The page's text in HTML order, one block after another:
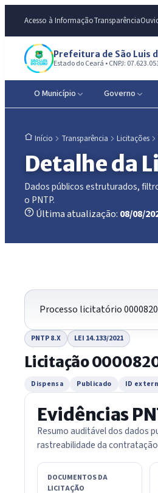
Acesso à InformaçãoTransparência
Prefeitura de São Luis
Estado do Ceará • CNPJ:
O Município Governo
Início Transparência Licitações
Detalhe da
Dados públicos estruturados,
o PNTP.
Última atualização: 08/08/
Processo licitatório
PNTP 8.X LEI 14.133/2021
Licitação
Dispensa Publicado ID
Evidências
Resumo auditável dos dados
rastreabilidade da
DOCUMENTOS DA
LICITAÇÃO